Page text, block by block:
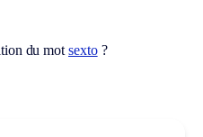
du mot sexto?